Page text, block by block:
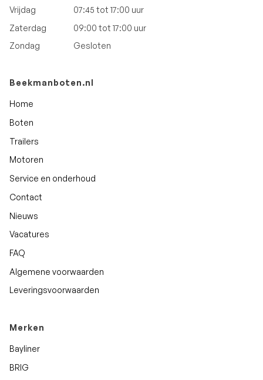
Vrijdag
07:45 tot 17:00 uur
Zaterdag
09:00 tot 17:00 uur
Zondag
Gesloten
Beekmanboten.nl
Home
Boten
Trailers
Motoren
Service en onderhoud
Contact
Nieuws
Vacatures
FAQ
Algemene voorwaarden
Leveringsvoorwaarden
Merken
Bayliner
BRIG